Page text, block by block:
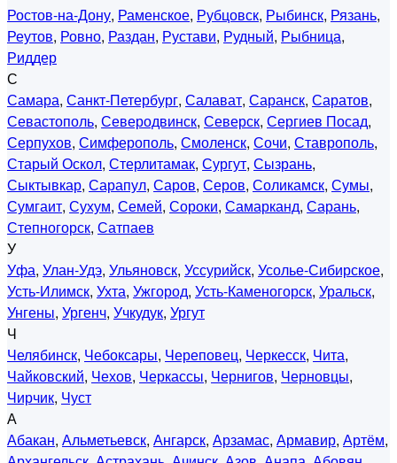
Ростов-на-Дону, Раменское, Рубцовск, Рыбинск, Рязань,
Реутов, Ровно, Раздан, Рустави, Рудный, Рыбница,
Риддер
С
Самара, Санкт-Петербург, Салават, Саранск, Саратов,
Севастополь, Северодвинск, Северск, Сергиев Посад,
Серпухов, Симферополь, Смоленск, Сочи, Ставрополь,
Старый Оскол, Стерлитамак, Сургут, Сызрань,
Сыктывкар, Сарапул, Саров, Серов, Соликамск, Сумы,
Сумгаит, Сухум, Семей, Сороки, Самарканд, Сарань,
Степногорск, Сатпаев
У
Уфа, Улан-Удэ, Ульяновск, Уссурийск, Усолье-Сибирское,
Усть-Илимск, Ухта, Ужгород, Усть-Каменогорск, Уральск,
Унгены, Ургенч, Учкудук, Ургут
Ч
Челябинск, Чебоксары, Череповец, Черкесск, Чита,
Чайковский, Чехов, Черкассы, Чернигов, Черновцы,
Чирчик, Чуст
А
Абакан, Альметьевск, Ангарск, Арзамас, Армавир, Артём,